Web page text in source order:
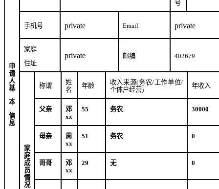
申
请
人
基
本
信
息
号
手机号 private Email private
家庭
住址
private 邮编 402679
家
庭
成
员
情
况
称谓
姓
名
年龄 收入来源(务农/工作单位/
个体户经营)
年收入
父亲
邓
xx
55 务农 30000
母亲
周
xx
51 务农 0
哥哥
邓
xx
29 无 0